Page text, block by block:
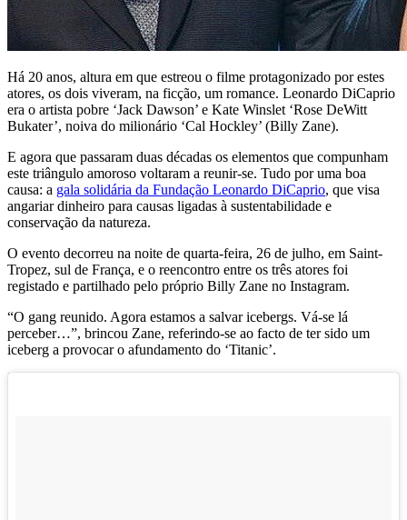
Há 20 anos, altura em que estreou o filme protagonizado por estes
atores, os dois viveram, na ficção, um romance. Leonardo DiCaprio
era o artista pobre ‘Jack Dawson’ e Kate Winslet ‘Rose DeWitt
Bukater’, noiva do milionário ‘Cal Hockley’ (Billy Zane).
E agora que passaram duas décadas os elementos que compunham
este triângulo amoroso voltaram a reunir-se. Tudo por uma boa
causa: a gala solidária da Fundação Leonardo DiCaprio, que visa
angariar dinheiro para causas ligadas à sustentabilidade e
conservação da natureza.
O evento decorreu na noite de quarta-feira, 26 de julho, em Saint-
Tropez, sul de França, e o reencontro entre os três atores foi
registado e partilhado pelo próprio Billy Zane no Instagram.
“O gang reunido. Agora estamos a salvar icebergs. Vá-se lá
perceber…”, brincou Zane, referindo-se ao facto de ter sido um
iceberg a provocar o afundamento do ‘Titanic’.